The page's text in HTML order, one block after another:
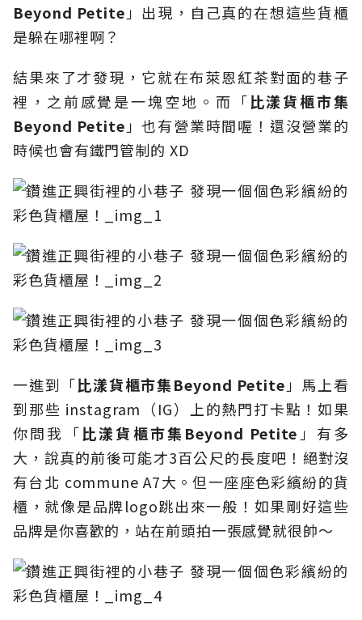
Beyond Petite 」出現，自己真的在想這些貨櫃
是躲在哪裡啊？
結果來了才發現，它就在布萊恩紅茶對面的巷子
裡，之前感覺是一塊空地。而「比漾貨櫃市集
Beyond Petite 」也有營業時間喔！還沒營業的
時候也會有鐵門管制的 XD
一進到「比漾貨櫃市集Beyond Petite 」馬上看
到那些 instagram（IG）上的熱門打卡點！如果
你問我「比漾貨櫃市集Beyond Petite 」有多
大，說真的前後可能才3百公尺的長度吧！絕對沒
有台北 commune A7大。但一座座色彩繽紛的貨
櫃，就像是品牌logo跳出來一般！如果剛好這些
品牌是你喜歡的，站在前頭拍一張感覺就很帥～